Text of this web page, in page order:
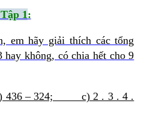
1:
em hãy giải thích các tổng
hay không, có chia hết cho 9
– 324; c) 2 . 3 . 4 .